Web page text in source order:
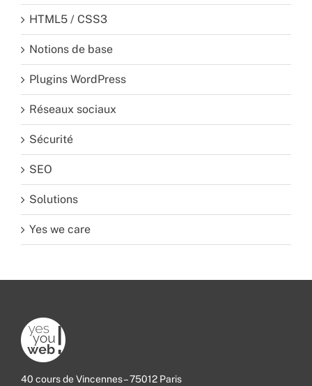
HTML5 / CSS3
Notions de base
Plugins WordPress
Réseaux sociaux
Sécurité
SEO
Solutions
Yes we care
40 cours de Vincennes – 75012 Paris